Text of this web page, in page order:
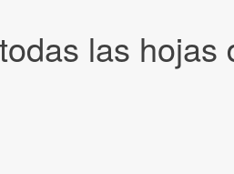
las hojas